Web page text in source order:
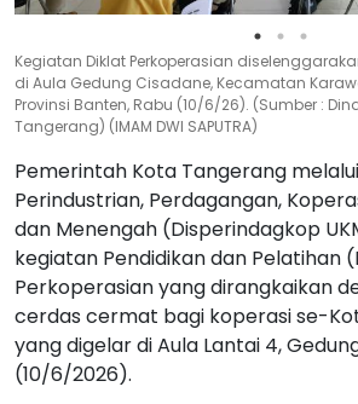
Kegiatan Diklat Perkoperasian
di Aula Gedung Cisadane, Kecamatan
Provinsi Banten, Rabu (10/6/26). (Sumber :
Tangerang) (IMAM DWI SAPUTRA)
Pemerintah Kota Tangerang
Perindustrian, Perdagangan,
dan Menengah (Disperindagkop
kegiatan Pendidikan dan Pelatihan
Perkoperasian yang dirangkaikan
cerdas cermat bagi koperasi se-
yang digelar di Aula Lantai 4,
(10/6/2026).